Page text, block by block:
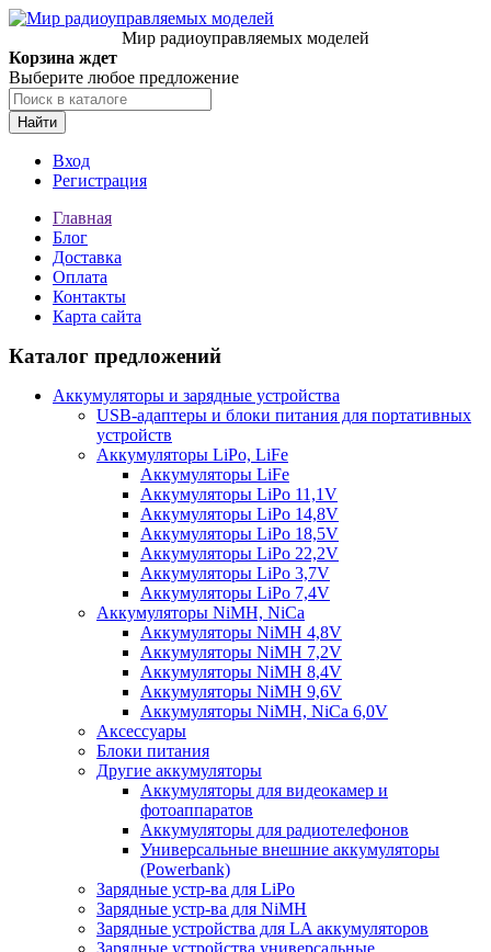
Мир радиоуправляемых моделей
Корзина ждет
Выберите любое предложение
Найти
Вход
Регистрация
Главная
Блог
Доставка
Оплата
Контакты
Карта сайта
Каталог предложений
Аккумуляторы и зарядные устройства
USB-адаптеры и блоки питания для портативных
устройств
Аккумуляторы LiPo, LiFe
Аккумуляторы LiFe
Аккумуляторы LiPo 11,1V
Аккумуляторы LiPo 14,8V
Аккумуляторы LiPo 18,5V
Аккумуляторы LiPo 22,2V
Аккумуляторы LiPo 3,7V
Аккумуляторы LiPo 7,4V
Аккумуляторы NiMH, NiCa
Аккумуляторы NiMH 4,8V
Аккумуляторы NiMH 7,2V
Аккумуляторы NiMH 8,4V
Аккумуляторы NiMH 9,6V
Аккумуляторы NiMH, NiCa 6,0V
Аксессуары
Блоки питания
Другие аккумуляторы
Аккумуляторы для видеокамер и
фотоаппаратов
Аккумуляторы для радиотелефонов
Универсальные внешние аккумуляторы
(Powerbank)
Зарядные устр-ва для LiPo
Зарядные устр-ва для NiMH
Зарядные устройства для LA аккумуляторов
Зарядные устройства универсальные